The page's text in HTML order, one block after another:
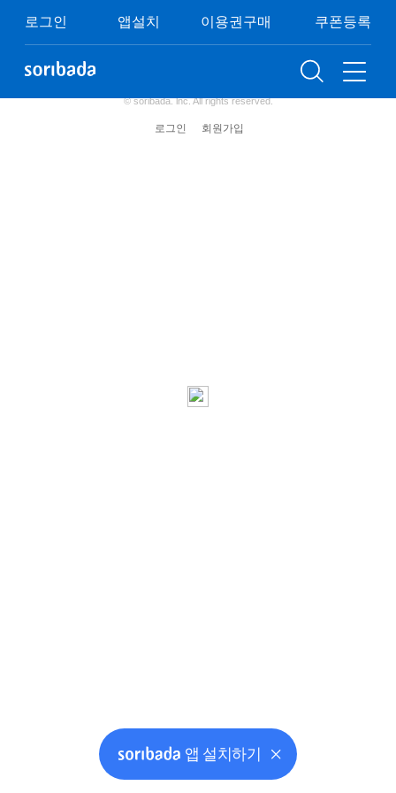
로그인 앱설치 이용권구매 쿠폰등록
쿠폰등록 이용권구매 이벤트
이용약관 개인정보처리방침 청소년보호정책
© soribada. lnc. All rights reserved.
로그인 회원가입
앱 설치하기